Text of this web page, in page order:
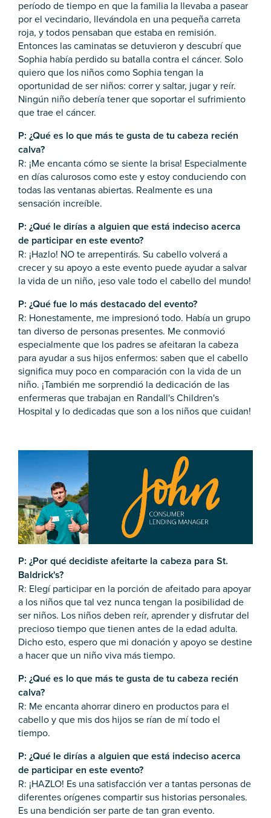
período de tiempo en que la familia la llevaba a pasear
por el vecindario, llevándola en una pequeña carreta
roja, y todos pensaban que estaba en remisión.
Entonces las caminatas se detuvieron y descubrí que
Sophia había perdido su batalla contra el cáncer. Solo
quiero que los niños como Sophia tengan la
oportunidad de ser niños: correr y saltar, jugar y reír.
Ningún niño debería tener que soportar el sufrimiento
que trae el cáncer.
P: ¿Qué es lo que más te gusta de tu cabeza recién
calva?
R: ¡Me encanta cómo se siente la brisa! Especialmente
en días calurosos como este y estoy conduciendo con
todas las ventanas abiertas. Realmente es una
sensación increíble.
P: ¿Qué le dirías a alguien que está indeciso acerca
de participar en este evento?
R: ¡Hazlo! NO te arrepentirás. Su cabello volverá a
crecer y su apoyo a este evento puede ayudar a salvar
la vida de un niño, ¡eso vale todo el cabello del mundo!
P: ¿Qué fue lo más destacado del evento?
R: Honestamente, me impresionó todo. Había un grupo
tan diverso de personas presentes. Me conmovió
especialmente que los padres se afeitaran la cabeza
para ayudar a sus hijos enfermos: saben que el cabello
significa muy poco en comparación con la vida de un
niño. ¡También me sorprendió la dedicación de las
enfermeras que trabajan en Randall's Children's
Hospital y lo dedicadas que son a los niños que cuidan!
P: ¿Por qué decidiste afeitarte la cabeza para St.
Baldrick's?
R: Elegí participar en la porción de afeitado para apoyar
a los niños que tal vez nunca tengan la posibilidad de
ser niños. Los niños deben reír, aprender y disfrutar del
precioso tiempo que tienen antes de la edad adulta.
Dicho esto, espero que mi donación y apoyo se destine
a hacer que un niño viva más tiempo.
P: ¿Qué es lo que más te gusta de tu cabeza recién
calva?
R: Me encanta ahorrar dinero en productos para el
cabello y que mis dos hijos se rían de mí todo el
tiempo.
P: ¿Qué le dirías a alguien que está indeciso acerca
de participar en este evento?
R: ¡HAZLO! Es una satisfacción ver a tantas personas de
diferentes orígenes compartir sus historias personales.
Es una bendición ser parte de tan gran evento.